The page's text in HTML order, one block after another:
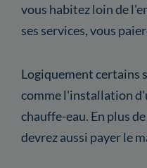
vous habitez loin de
ses services, vous
Logiquement certains
comme l'installation
chauffe-eau. En plus
devrez aussi payer le